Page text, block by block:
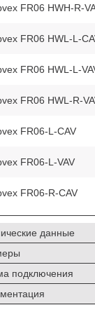
FR06 HWH-R-
FR06 HWL-L-
FR06 HWL-L-
FR06 HWL-R-
FR06-L-CAV
FR06-L-VAV
FR06-R-CAV
данные
подключения